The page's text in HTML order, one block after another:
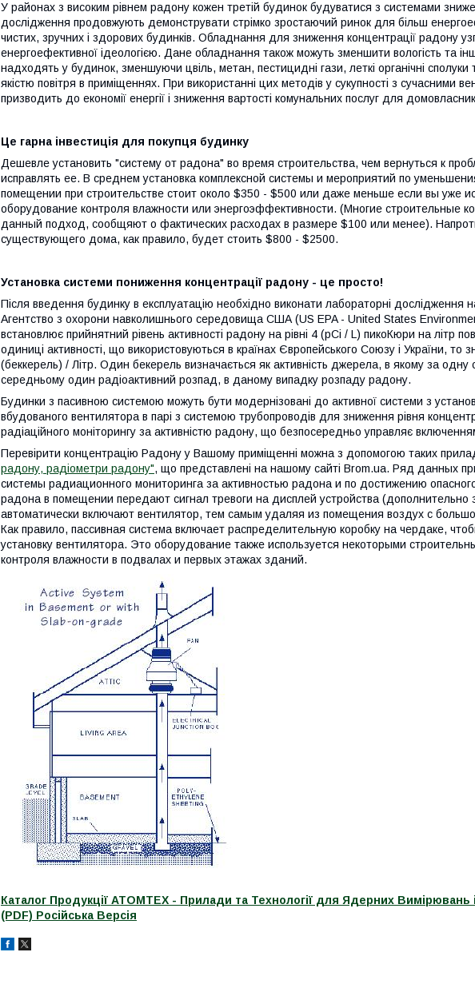
У районах з високим рівнем радону кожен третій будинок будуватися з системами
дослідження продовжують демонструвати стрімко зростаючий ринок для більш
чистих, зручних і здорових будинків. Обладнання для зниження концентрації радону
енергоефективної ідеологією. Дане обладнання також можуть зменшити вологість та
надходять у будинок, зменшуючи цвіль, метан, пестицидні гази, леткі органічні
якістю повітря в приміщеннях. При використанні цих методів у сукупності з сучасними
призводить до економії енергії і зниження вартості комунальних послуг для
Це гарна інвестиція для покупця будинку
Дешевле установить "систему от радона" во время строительства, чем вернуться к
исправлять ее. В среднем установка комплексной системы и мероприятий по
помещении при строительстве стоит около $350 - $500 или даже меньше если вы уже
оборудование контроля влажности или энергоэффективности. (Многие строительные
данный подход, сообщяют о фактических расходах в размере $100 или менее).
существующего дома, как правило, будет стоить $800 - $2500.
Установка системи пониження концентрації радону - це просто!
Після введення будинку в експлуатацію необхідно виконати лабораторні дослідження
Агентство з охорони навколишнього середовища США (US EPA - United States
встановлює прийнятний рівень активності радону на рівні 4 (pCi / L) пикоКюри на літр
одиниці активності, що використовуються в країнах Європейського Союзу і України, то
(беккерель) / Літр. Один бекерель визначається як активність джерела, в якому за одну
середньому один радіоактивний розпад, в даному випадку розпаду радону.
Будинки з пасивною системою можуть бути модернізовані до активної системи з
вбудованого вентилятора в парі з системою трубопроводів для зниження рівня
радіаційного моніторингу за активністю радону, що безпосередньо управляє
Перевірити концентрацію Радону у Вашому приміщенні можна з допомогою таких
радону, радіометри радону", що представлені на нашому сайті Brom.ua. Ряд данных
системы радиационного мониторинга за активностью радона и по достижению
радона в помещении передают сигнал тревоги на дисплей устройства (дополнительно
автоматически включают вентилятор, тем самым удаляя из помещения воздух с
Как правило, пассивная система включает распределительную коробку на чердаке,
установку вентилятора. Это оборудование также используется некоторыми
контроля влажности в подвалах и первых этажах зданий.
Каталог Продукції АТОМТЕХ - Прилади та Технології для Ядерних Вимірювань
(PDF) Російська Версія